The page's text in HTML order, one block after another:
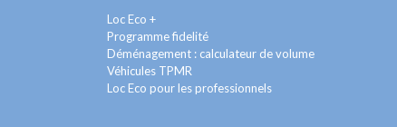
Loc Eco +
Programme fidelité
Déménagement : calculateur de volume
Véhicules TPMR
Loc Eco pour les professionnels